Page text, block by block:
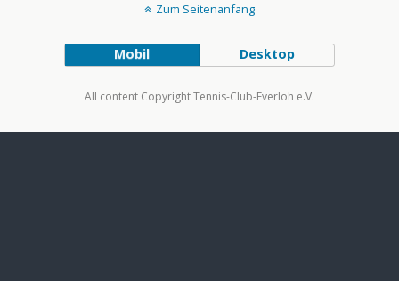
Zum Seitenanfang
Mobil Desktop
All content Copyright Tennis-Club-Everloh e.V.